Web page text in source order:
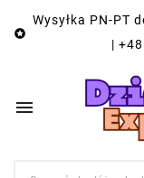

Wysyłka PN-PT
|
